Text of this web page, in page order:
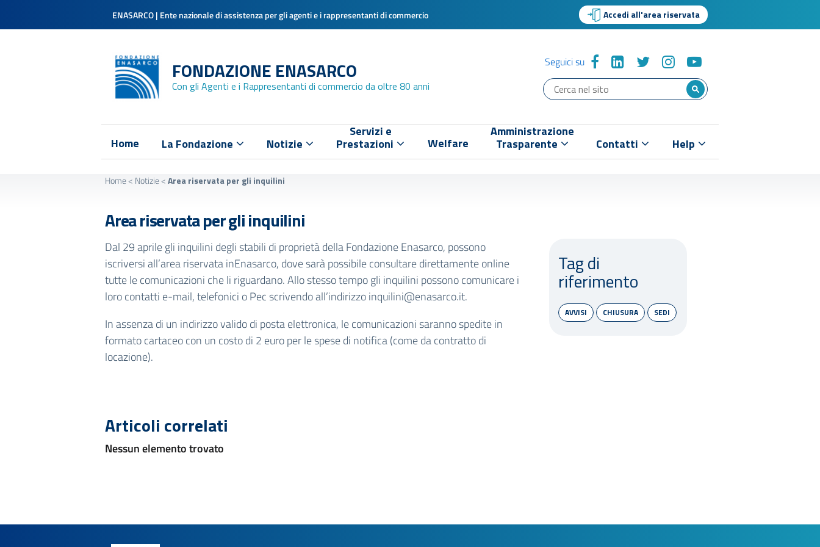
ENASARCO | Ente nazionale di assistenza per gli agenti e i rappresentanti di commercio Accedi all'area riservata
FONDAZIONE ENASARCO
Con gli Agenti e i Rappresentanti di commercio da oltre 80 anni
Seguici su
Home La Fondazione Notizie
Servizi e
Prestazioni Welfare
Amministrazione
Trasparente Contatti Help
Home< Notizie<Area riservata per gli inquilini
Area riservata per gli inquilini
Dal 29 aprile gli inquilini degli stabili di proprietà della Fondazione Enasarco, possono
iscriversi all’area riservata inEnasarco, dove sarà possibile consultare direttamente online
tutte le comunicazioni che li riguardano. Allo stesso tempo gli inquilini possono comunicare i
loro contatti e-mail, telefonici o Pec scrivendo all’indirizzo inquilini@enasarco.it.
In assenza di un indirizzo valido di posta elettronica, le comunicazioni saranno spedite in
formato cartaceo con un costo di 2 euro per le spese di notifica (come da contratto di
locazione).
Tag di
riferimento
AVVISI CHIUSURA SEDI
Articoli correlati
Nessun elemento trovato